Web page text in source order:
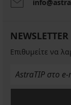
NEWSLETTER
Επιθυμείτε να